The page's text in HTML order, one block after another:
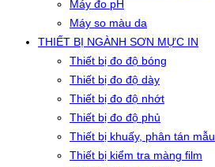
Máy đo pH
Máy so màu da
THIẾT BỊ NGÀNH SƠN MỰC IN
Thiết bị đo độ bóng
Thiết bị đo độ dày
Thiết bị đo độ nhớt
Thiết bị đo độ phủ
Thiết bị khuấy, phân tán mẫu
Thiết bị kiểm tra màng film